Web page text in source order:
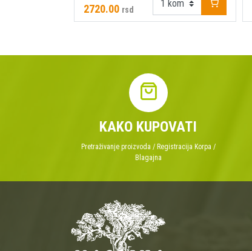
2720.00 rsd
KAKO KUPOVATI
Pretraživanje proizvoda / Registracija Korpa /
Blagajna